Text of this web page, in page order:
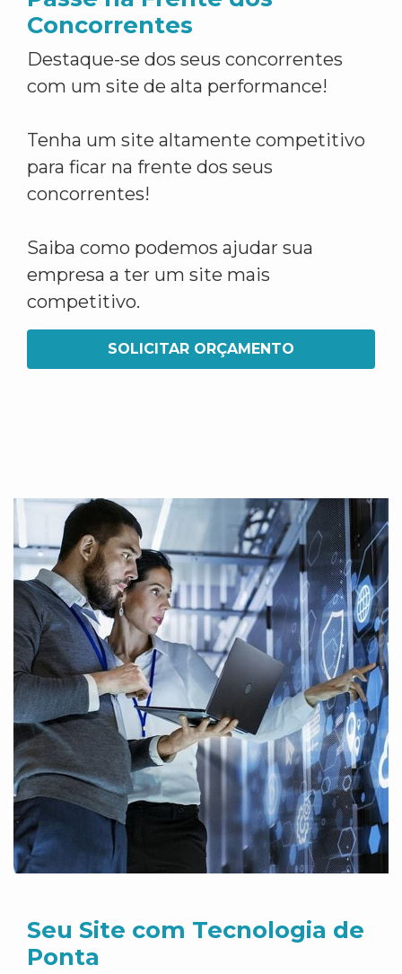
Concorrentes
Destaque-se dos seus concorrentes
com um site de alta performance!
Tenha um site altamente competitivo
para ficar na frente dos seus
concorrentes!
Saiba como podemos ajudar sua
empresa a ter um site mais
competitivo.
SOLICITAR ORÇAMENTO
Seu Site com Tecnologia de
Ponta